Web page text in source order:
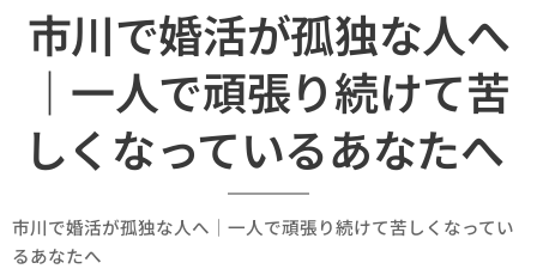
市川で婚活が孤独な人へ
｜一人で頑張り続けて苦
しくなっているあなたへ
市川で婚活が孤独な人へ｜一人で頑張り続けて苦しくなってい
るあなたへ